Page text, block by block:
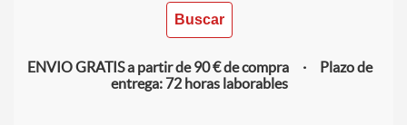
ENVIO GRATIS a partir de 90 € de compra · Plazo de
entrega: 72 horas laborables